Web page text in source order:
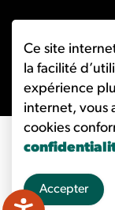
Ce site
la facilité
expérience
internet, vous
cookies
Accepter